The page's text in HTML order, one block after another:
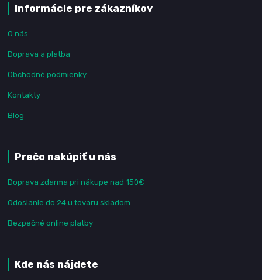
Informácie pre zákazníkov
O nás
Doprava a platba
Obchodné podmienky
Kontakty
Blog
Prečo nakúpiť u nás
Doprava zdarma pri nákupe nad 150€
Odoslanie do 24 u tovaru skladom
Bezpečné online platby
Kde nás nájdete